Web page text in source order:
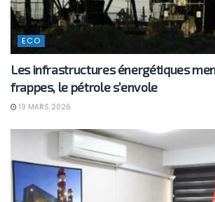
ECO
Les infrastructures énergétiques
frappes, le pétrole s’envole
19 MARS 2026